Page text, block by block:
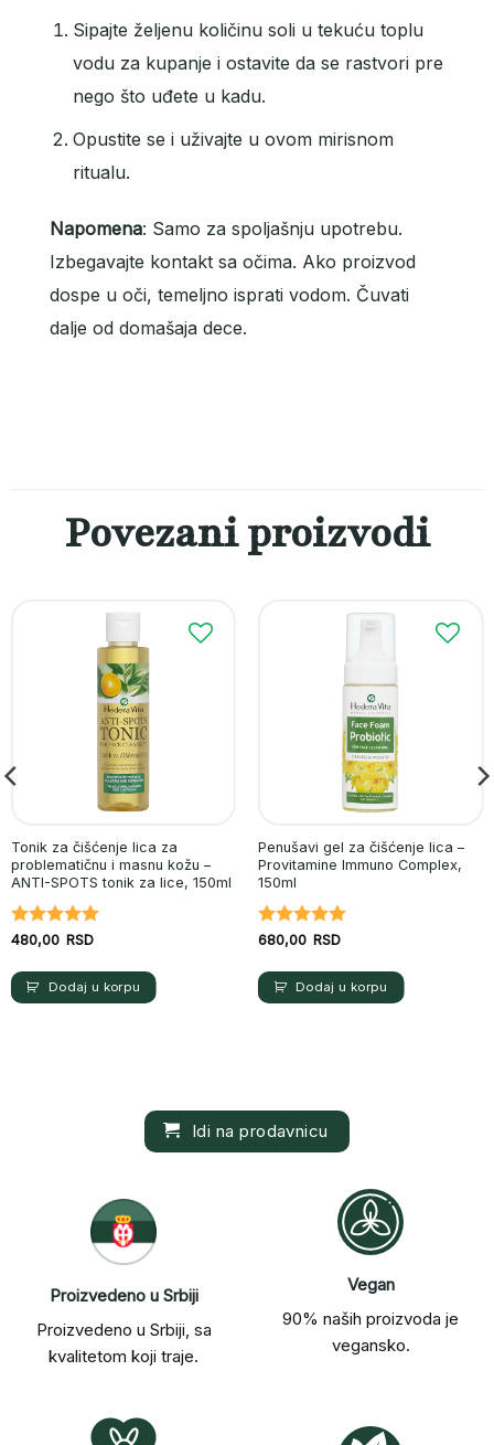
Sipajte željenu količinu soli u tekuću toplu
vodu za kupanje i ostavite da se rastvori pre
nego što uđete u kadu.
Opustite se i uživajte u ovom mirisnom
ritualu.
Napomena: Samo za spoljašnju upotrebu.
Izbegavajte kontakt sa očima. Ako proizvod
dospe u oči, temeljno isprati vodom. Čuvati
dalje od domašaja dece.
Povezani proizvodi
Tonik za čišćenje lica za
problematičnu i masnu kožu –
ANTI-SPOTS tonik za lice, 150ml
Ocenjeno
480,00 RSD
Dodaj u korpu
Penušavi gel za čišćenje lica –
Provitamine Immuno Complex,
150ml
Ocenjeno
680,00 RSD
Dodaj u korpu
Idi na prodavnicu
Proizvedeno u Srbiji
Proizvedeno u Srbiji, sa
kvalitetom koji traje.
Vegan
90% naših proizvoda je
vegansko.